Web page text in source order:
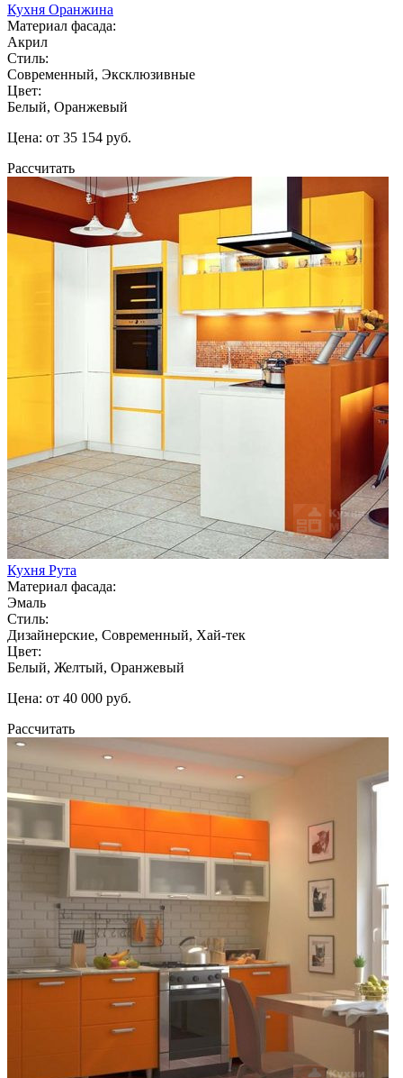
Кухня Оранжина
Материал фасада:
Акрил
Стиль:
Современный, Эксклюзивные
Цвет:
Белый, Оранжевый
Цена: от 35 154 руб.
Рассчитать
Кухня Рута
Материал фасада:
Эмаль
Стиль:
Дизайнерские, Современный, Хай-тек
Цвет:
Белый, Желтый, Оранжевый
Цена: от 40 000 руб.
Рассчитать